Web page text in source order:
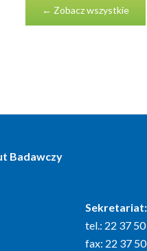
← Zobacz wszystkie
Badawczy
Sekretariat:
tel.: 22 37
fax: 22 37